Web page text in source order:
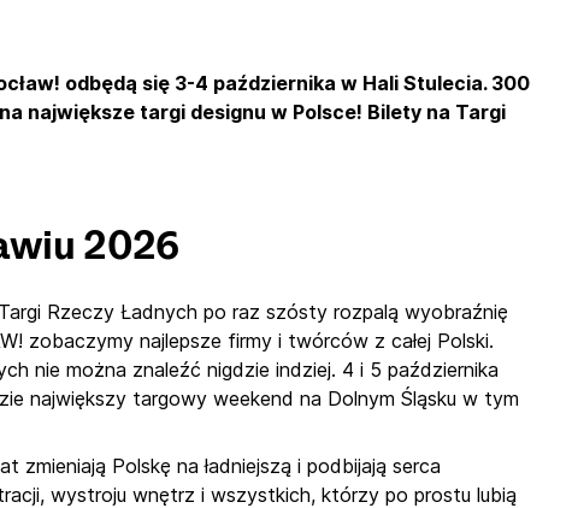
odbędą się 3-4 października w Hali Stulecia. 300
największe targi designu w Polsce! Bilety na Targi
2026
Rzeczy Ładnych po raz szósty rozpalą wyobraźnię
zobaczymy najlepsze firmy i twórców z całej Polski.
nie można znaleźć nigdzie indziej. 4 i 5 października
największy targowy weekend na Dolnym Śląsku w tym
Polskę na ładniejszą i podbijają serca
wystroju wnętrz i wszystkich, którzy po prostu lubią